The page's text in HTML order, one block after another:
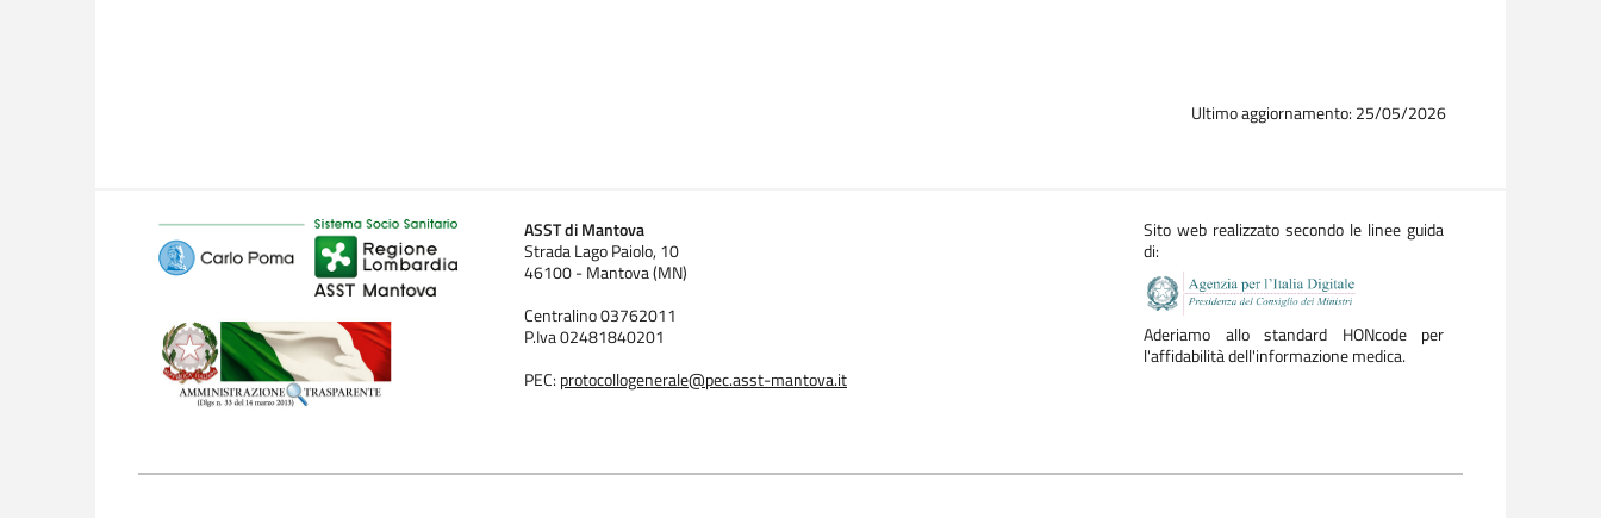
Ultimo aggiornamento: 25/05/2026
ASST di Mantova
Strada Lago Paiolo, 10
46100 - Mantova (MN)
Centralino 03762011
P.Iva 02481840201
PEC: protocollogenerale@pec.asst-mantova.it
Sito web realizzato secondo le linee guida
di:
Aderiamo allo standard HONcode per
l'affidabilità dell'informazione medica.